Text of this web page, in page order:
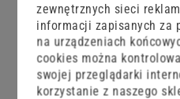
zewnętrznych sieci
informacji zapisanych za
na urządzeniach
cookies można
swojej przeglądarki
korzystanie z naszego